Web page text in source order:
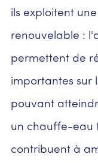
ils exploitent
renouvelable :
permettent de
importantes sur
pouvant
un chauffe-eau
contribuent à